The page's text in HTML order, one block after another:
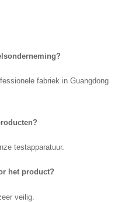
fabriek in Guangdong
testapparatuur.
het product?
veilig.